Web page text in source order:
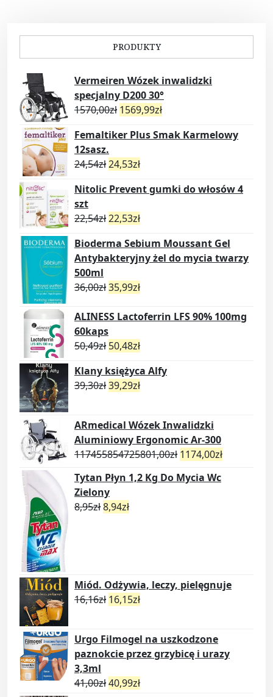
PRODUKTY
Vermeiren Wózek inwalidzki
specjalny D200 30°
1570,00zł 1569,99zł
Femaltiker Plus Smak Karmelowy
12sasz.
24,54zł24,53zł
Nitolic Prevent gumki do włosów 4
szt
22,54zł22,53zł
Bioderma Sebium Moussant Gel
Antybakteryjny żel do mycia twarzy
500ml
36,00zł35,99zł
ALINESS Lactoferrin LFS 90% 100mg
60kaps
50,49zł 50,48zł
Klany księżyca Alfy
39,30zł39,29zł
ARmedical Wózek Inwalidzki
Aluminiowy Ergonomic Ar-300
117455854725801,00zł 1174,00zł
Tytan Płyn 1,2 Kg Do Mycia Wc
Zielony
8,95zł8,94zł
Miód. Odżywia, leczy, pielęgnuje
16,16zł 16,15zł
Urgo Filmogel na uszkodzone
paznokcie przez grzybicę i urazy
3,3ml
41,00zł40,99zł